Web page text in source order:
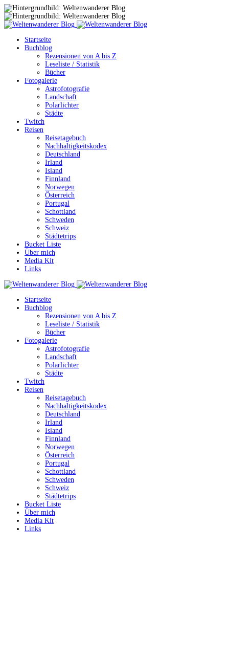
Startseite
Buchblog
Rezensionen von A bis Z
Leseliste / Statistik
Bücher
Fotogalerie
Astrofotografie
Landschaft
Polarlichter
Städte
Twitch
Reisen
Reisetagebuch
Nachhaltigkeitskodex
Deutschland
Irland
Island
Finnland
Norwegen
Österreich
Portugal
Schottland
Schweden
Schweiz
Städtetrips
Bucket Liste
Über mich
Media Kit
Links
Startseite
Buchblog
Rezensionen von A bis Z
Leseliste / Statistik
Bücher
Fotogalerie
Astrofotografie
Landschaft
Polarlichter
Städte
Twitch
Reisen
Reisetagebuch
Nachhaltigkeitskodex
Deutschland
Irland
Island
Finnland
Norwegen
Österreich
Portugal
Schottland
Schweden
Schweiz
Städtetrips
Bucket Liste
Über mich
Media Kit
Links